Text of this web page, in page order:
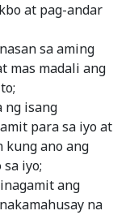
at pag-andar
sa aming
mas madali ang
ng isang
para sa iyo at
kung ano ang
iyo;
ang
na